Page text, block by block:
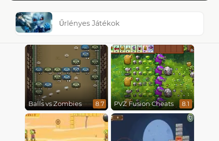
Űrlényes Játékok
Balls vs Zombies 8.7 PVZ Fusion Cheats 8.1